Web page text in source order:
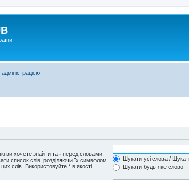
ви хочете знайти та - перед словами,
список слів, розділяючи їх символом
слів. Використовуйте * в якості
Шукати усі слова /
Шукати будь-яке слово